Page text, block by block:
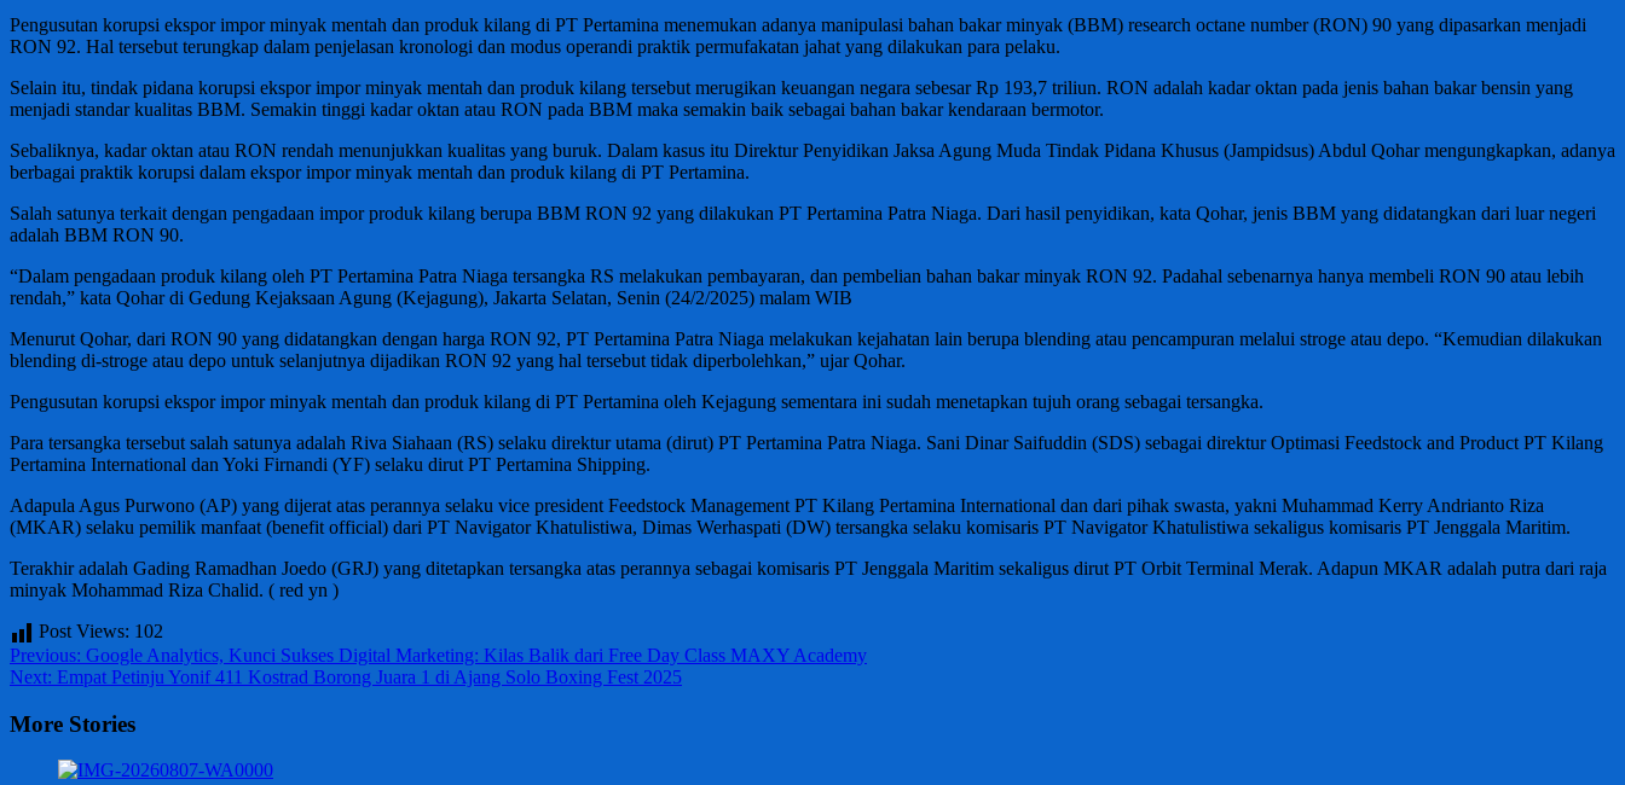
Pengusutan korupsi ekspor impor minyak mentah dan produk kilang di PT Pertamina menemukan adanya manipulasi bahan bakar minyak (BBM) research octane number (RON) 90 yang dipasarkan menjadi
RON 92. Hal tersebut terungkap dalam penjelasan kronologi dan modus operandi praktik permufakatan jahat yang dilakukan para pelaku.
Selain itu, tindak pidana korupsi ekspor impor minyak mentah dan produk kilang tersebut merugikan keuangan negara sebesar Rp 193,7 triliun. RON adalah kadar oktan pada jenis bahan bakar bensin yang
menjadi standar kualitas BBM. Semakin tinggi kadar oktan atau RON pada BBM maka semakin baik sebagai bahan bakar kendaraan bermotor.
Sebaliknya, kadar oktan atau RON rendah menunjukkan kualitas yang buruk. Dalam kasus itu Direktur Penyidikan Jaksa Agung Muda Tindak Pidana Khusus (Jampidsus) Abdul Qohar mengungkapkan, adanya
berbagai praktik korupsi dalam ekspor impor minyak mentah dan produk kilang di PT Pertamina.
Salah satunya terkait dengan pengadaan impor produk kilang berupa BBM RON 92 yang dilakukan PT Pertamina Patra Niaga. Dari hasil penyidikan, kata Qohar, jenis BBM yang didatangkan dari luar negeri
adalah BBM RON 90.
“Dalam pengadaan produk kilang oleh PT Pertamina Patra Niaga tersangka RS melakukan pembayaran, dan pembelian bahan bakar minyak RON 92. Padahal sebenarnya hanya membeli RON 90 atau lebih
rendah,” kata Qohar di Gedung Kejaksaan Agung (Kejagung), Jakarta Selatan, Senin (24/2/2025) malam WIB
Menurut Qohar, dari RON 90 yang didatangkan dengan harga RON 92, PT Pertamina Patra Niaga melakukan kejahatan lain berupa blending atau pencampuran melalui stroge atau depo. “Kemudian dilakukan
blending di-stroge atau depo untuk selanjutnya dijadikan RON 92 yang hal tersebut tidak diperbolehkan,” ujar Qohar.
Pengusutan korupsi ekspor impor minyak mentah dan produk kilang di PT Pertamina oleh Kejagung sementara ini sudah menetapkan tujuh orang sebagai tersangka.
Para tersangka tersebut salah satunya adalah Riva Siahaan (RS) selaku direktur utama (dirut) PT Pertamina Patra Niaga. Sani Dinar Saifuddin (SDS) sebagai direktur Optimasi Feedstock and Product PT Kilang
Pertamina International dan Yoki Firnandi (YF) selaku dirut PT Pertamina Shipping.
Adapula Agus Purwono (AP) yang dijerat atas perannya selaku vice president Feedstock Management PT Kilang Pertamina International dan dari pihak swasta, yakni Muhammad Kerry Andrianto Riza
(MKAR) selaku pemilik manfaat (benefit official) dari PT Navigator Khatulistiwa, Dimas Werhaspati (DW) tersangka selaku komisaris PT Navigator Khatulistiwa sekaligus komisaris PT Jenggala Maritim.
Terakhir adalah Gading Ramadhan Joedo (GRJ) yang ditetapkan tersangka atas perannya sebagai komisaris PT Jenggala Maritim sekaligus dirut PT Orbit Terminal Merak. Adapun MKAR adalah putra dari raja
minyak Mohammad Riza Chalid. ( red yn )
Post Views: 102
Post
navigation
Previous: Google Analytics, Kunci Sukses Digital Marketing: Kilas Balik dari Free Day Class MAXY Academy
Next: Empat Petinju Yonif 411 Kostrad Borong Juara 1 di Ajang Solo Boxing Fest 2025
More Stories